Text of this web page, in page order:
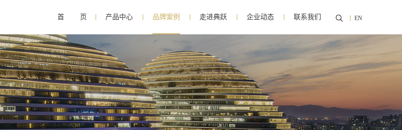
首 页 产品中心 品牌案例 走进典跃 企业动态 联系我们 EN